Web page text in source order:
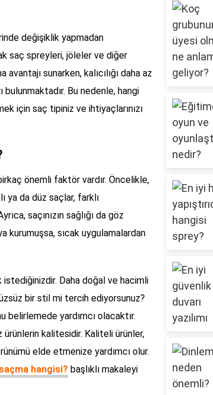
değişiklik yapmadan
saç spreyleri, jöleler ve diğer
sunarken, kalıcılığı daha az
Bu nedenle, hangi
için saç tipiniz ve ihtiyaçlarınızı
önemli faktör vardır. Öncelikle,
ya da düz saçlar, farklı
saçınızın sağlığı da göz
kurumuşsa, sıcak uygulamalardan
Daha doğal ve hacimli
bir stil mi tercih ediyorsunuz?
belirlemede yardımcı olacaktır.
ürünlerin kalitesidir. Kaliteli ürünler,
elde etmenize yardımcı olur.
hangisi? başlıklı makaleyi